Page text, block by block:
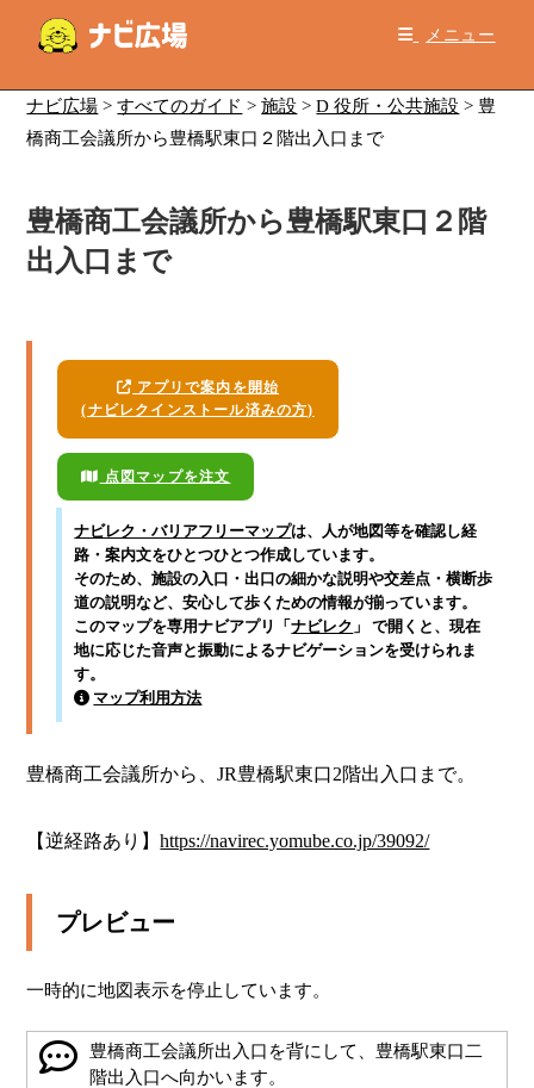
メニュー
ナビ広場 >すべてのガイド >施設 >D 役所・公共施設 > 豊
橋商工会議所から豊橋駅東口２階出入口まで
豊橋商工会議所から豊橋駅東口２階
出入口まで
アプリで案内を開始
(ナビレクインストール済みの方)
点図マップを注文
ナビレク・バリアフリーマップは、人が地図等を確認し経
路・案内文をひとつひとつ作成しています。
そのため、施設の入口・出口の細かな説明や交差点・横断歩
道の説明など、安心して歩くための情報が揃っています。
このマップを専用ナビアプリ「ナビレク 」 で開くと、現在
地に応じた音声と振動によるナビゲーションを受けられま
す。
マップ利用方法
豊橋商工会議所から、JR豊橋駅東口2階出入口まで。
【逆経路あり】https://navirec.yomube.co.jp/39092/
プレビュー
一時的に地図表示を停止しています。
豊橋商工会議所出入口を背にして、豊橋駅東口二
階出入口へ向かいます。